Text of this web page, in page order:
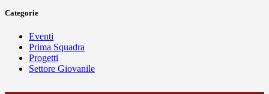
Categorie
Eventi
Prima Squadra
Progetti
Settore Giovanile